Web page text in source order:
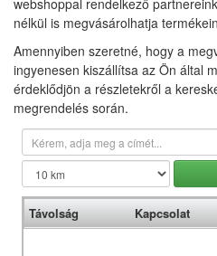
webshoppal rendelkező
nélkül is megvásárolhatja
Amennyiben szeretné, hogy a
ingyenesen kiszállítsa az Ön által
érdeklődjön a részletekről a
megrendelés során.